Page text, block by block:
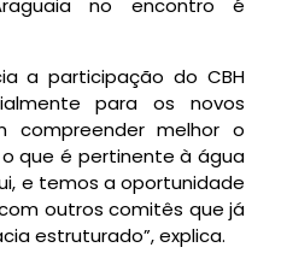
no encontro é
a participação do CBH
para os novos
compreender melhor o
que é pertinente à água
e temos a oportunidade
outros comitês que já
estruturado”, explica.